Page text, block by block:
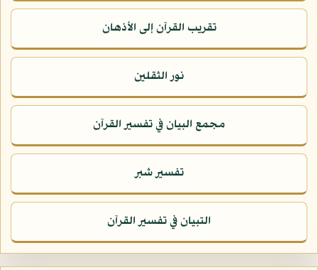
تقريب القرآن إلى الأذهان
نور الثقلين
مجمع البيان في تفسير القرآن
تفسير شبر
التبيان في تفسير القرآن